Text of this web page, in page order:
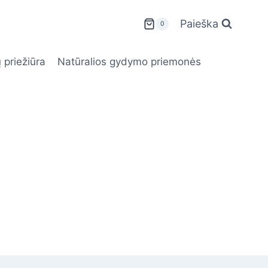
0 Paieška
priežiūra Natūralios gydymo priemonės